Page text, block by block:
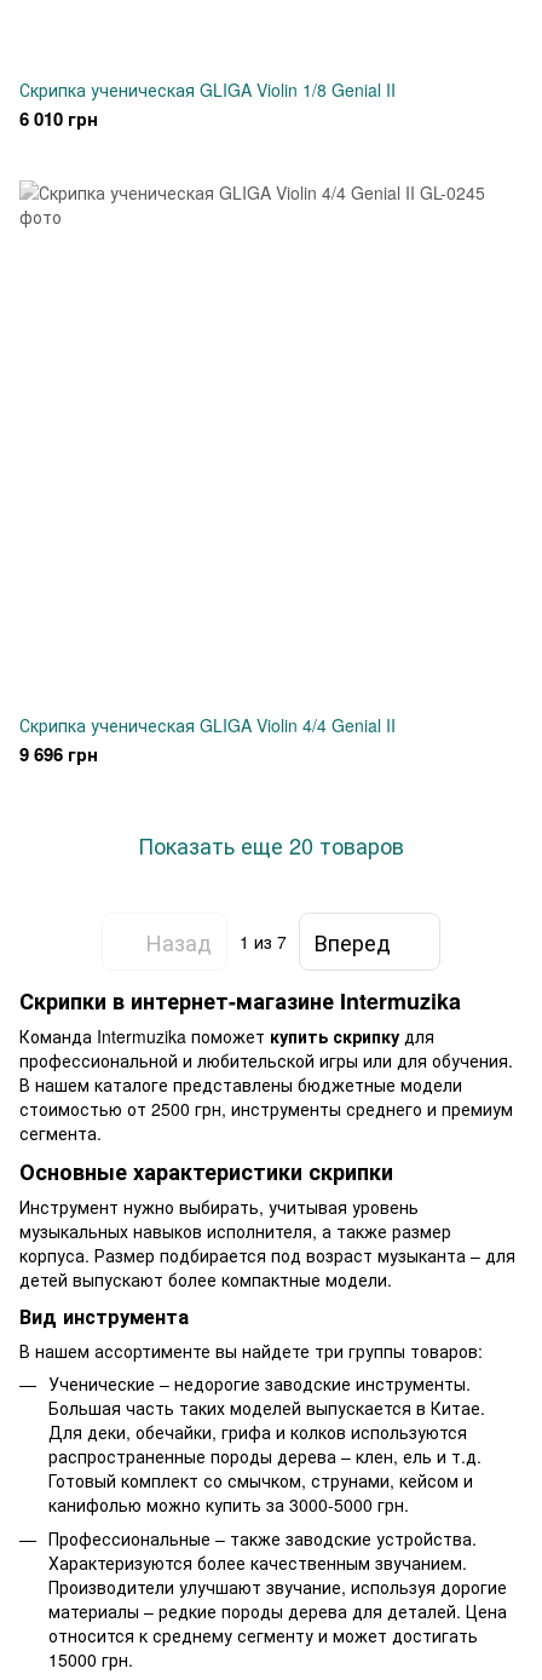
Скрипка ученическая GLIGA Violin 1/8 Genial II
6 010 грн
Скрипка ученическая GLIGA Violin 4/4 Genial II
9 696 грн
Показать еще 20 товаров
Назад 1 из 7
Вперед
Скрипки в интернет-магазине Intermuzika
Команда Intermuzika поможет купить скрипку для
профессиональной и любительской игры или для обучения.
В нашем каталоге представлены бюджетные модели
стоимостью от 2500 грн, инструменты среднего и премиум
сегмента.
Основные характеристики скрипки
Инструмент нужно выбирать, учитывая уровень
музыкальных навыков исполнителя, а также размер
корпуса. Размер подбирается под возраст музыканта – для
детей выпускают более компактные модели.
Вид инструмента
В нашем ассортименте вы найдете три группы товаров:
Ученические – недорогие заводские инструменты.
Большая часть таких моделей выпускается в Китае.
Для деки, обечайки, грифа и колков используются
распространенные породы дерева – клен, ель и т.д.
Готовый комплект со смычком, струнами, кейсом и
канифолью можно купить за 3000-5000 грн.
Профессиональные – также заводские устройства.
Характеризуются более качественным звучанием.
Производители улучшают звучание, используя дорогие
материалы – редкие породы дерева для деталей. Цена
относится к среднему сегменту и может достигать
15000 грн.